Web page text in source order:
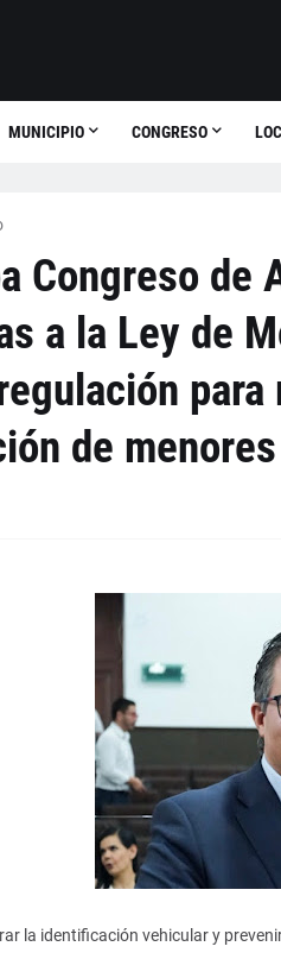
MUNICIPIO CONGRESO
Congreso de
a la Ley de
de
la identificación vehicular y